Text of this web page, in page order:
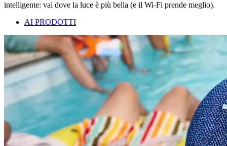
intelligente: vai dove la luce è più bella (e il Wi-Fi prende meglio).
AI PRODOTTI